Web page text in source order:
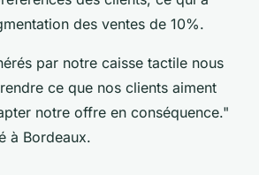
des ventes de 10%.
par notre caisse tactile nous
ce que nos clients aiment
notre offre en conséquence."
à Bordeaux.